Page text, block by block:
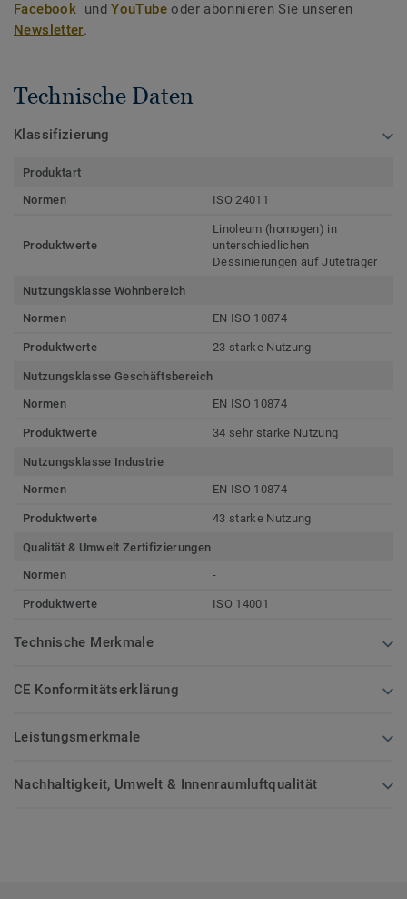
Facebook undYouTubeoder abonnieren Sie unseren
Newsletter.
Technische Daten
Klassifizierung
Produktart
Normen
ISO 24011
Produktwerte
Linoleum (homogen) in
unterschiedlichen
Dessinierungen auf Juteträger
Nutzungsklasse Wohnbereich
Normen
EN ISO 10874
Produktwerte 23 starke Nutzung
Nutzungsklasse Geschäftsbereich
Normen
EN ISO 10874
Produktwerte 34 sehr starke Nutzung
Nutzungsklasse Industrie
Normen
EN ISO 10874
Produktwerte 43 starke Nutzung
Qualität & Umwelt Zertifizierungen
Normen
-
Produktwerte ISO 14001
Technische Merkmale
CE Konformitätserklärung
Leistungsmerkmale
Nachhaltigkeit, Umwelt & Innenraumluftqualität